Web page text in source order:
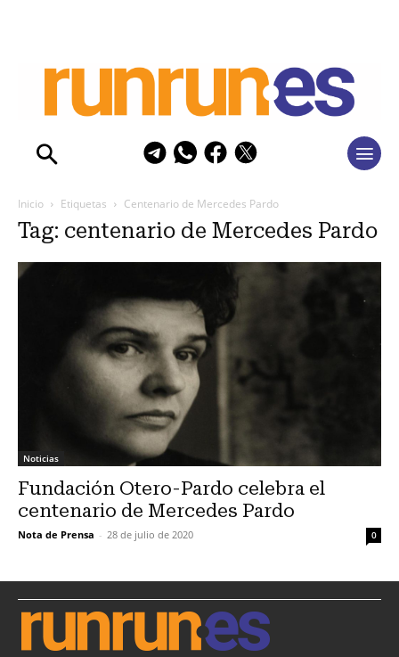
Inicio Etiquetas Centenario de Mercedes Pardo
Tag: centenario de Mercedes Pardo
Noticias
Fundación Otero-Pardo celebra el
centenario de Mercedes Pardo
Nota de Prensa - 28 de julio de 2020 0